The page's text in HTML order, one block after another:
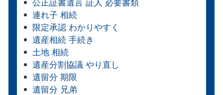
公正証書遺言 証人 必要書類
連れ子 相続
限定承認 わかりやすく
遺産相続 手続き
土地 相続
遺産分割協議 やり直し
遺留分 期限
遺留分 兄弟